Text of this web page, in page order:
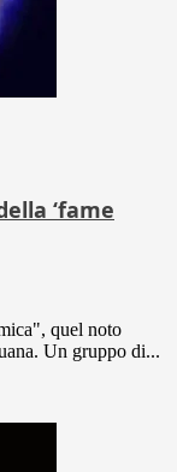
‘fame
quel noto
Un gruppo di...